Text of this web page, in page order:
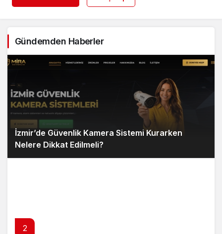
Gündemden Haberler
İzmir’de Güvenlik Kamera Sistemi Kurarken
Nelere Dikkat Edilmeli?
2